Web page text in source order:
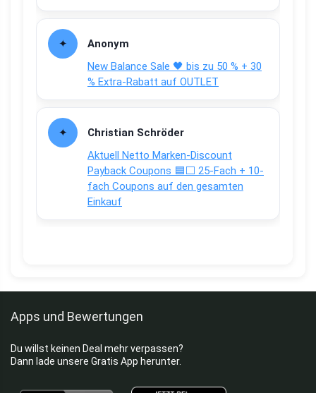
Anonym
New Balance Sale 🖤 bis zu 50 % + 30
% Extra-Rabatt auf OUTLET
Christian Schröder
Aktuell Netto Marken-Discount
Payback Coupons 🟦⬜ 25-Fach + 10-
fach Coupons auf den gesamten
Einkauf
Apps und Bewertungen
Du willst keinen Deal mehr verpassen?
Dann lade unsere Gratis App herunter.